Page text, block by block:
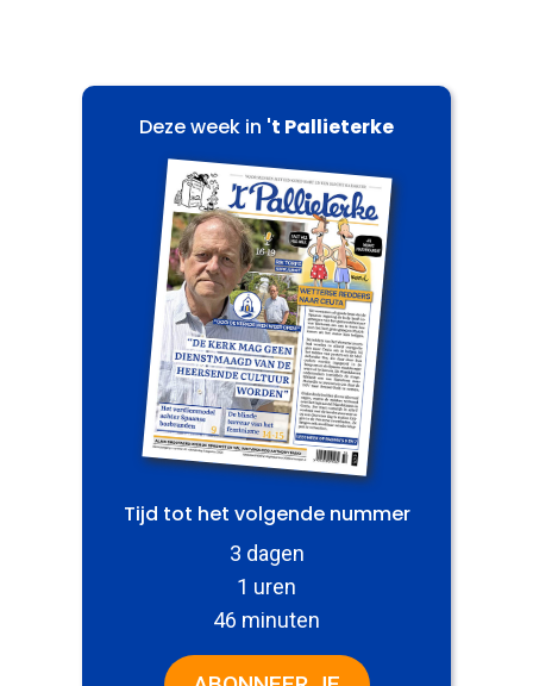
Deze week in 't Pallieterke
Tijd tot het volgende nummer
3 dagen
1 uren
46 minuten